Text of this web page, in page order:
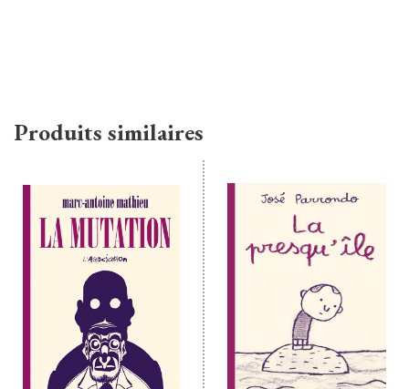
Produits similaires